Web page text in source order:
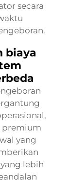
secara
biaya
premium
yang
lebih